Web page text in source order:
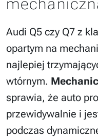
Audi Q5 czy Q7 z
opartym na
najlepiej
wtórnym.
sprawia, że auto
przewidywalnie i
podczas